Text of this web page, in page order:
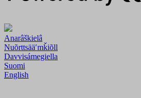
Anarâškielâ
Nuõrttsääʹmǩiõll
Davvisámegiella
Suomi
English